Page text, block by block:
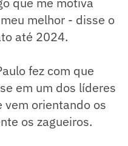
melhor - disse o
até 2024.
fez com que
em um dos líderes
vem orientando os
os zagueiros.